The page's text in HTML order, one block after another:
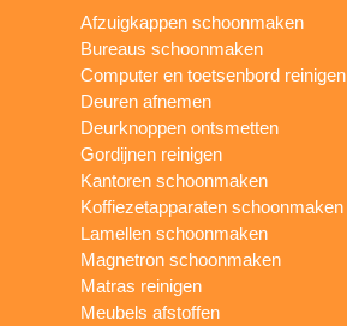
Afzuigkappen schoonmaken
Bureaus schoonmaken
Computer en toetsenbord reinigen
Deuren afnemen
Deurknoppen ontsmetten
Gordijnen reinigen
Kantoren schoonmaken
Koffiezetapparaten schoonmaken
Lamellen schoonmaken
Magnetron schoonmaken
Matras reinigen
Meubels afstoffen